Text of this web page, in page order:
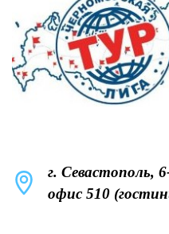
г. Севастополь,
офис 510